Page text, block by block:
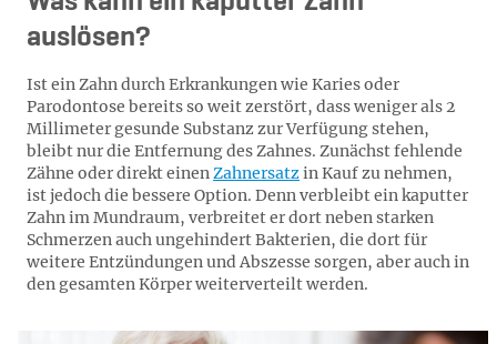
auslösen?
Ist ein Zahn durch Erkrankungen wie Karies oder
Parodontose bereits so weit zerstört, dass weniger als 2
Millimeter gesunde Substanz zur Verfügung stehen,
bleibt nur die Entfernung des Zahnes. Zunächst fehlende
Zähne oder direkt einenZahnersatzin Kauf zu nehmen,
ist jedoch die bessere Option. Denn verbleibt ein kaputter
Zahn im Mundraum, verbreitet er dort neben starken
Schmerzen auch ungehindert Bakterien, die dort für
weitere Entzündungen und Abszesse sorgen, aber auch in
den gesamten Körper weiterverteilt werden.